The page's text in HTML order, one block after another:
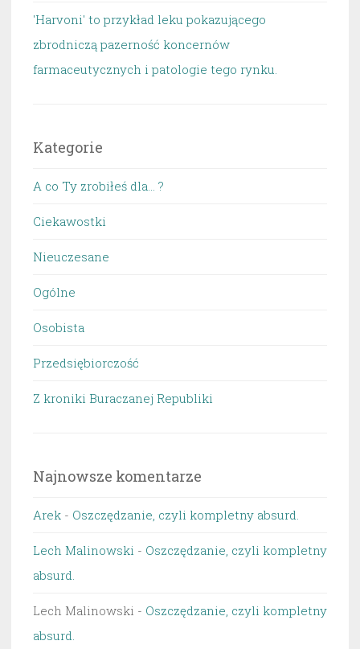
'Harvoni' to przykład leku pokazującego
zbrodniczą pazerność koncernów
farmaceutycznych i patologie tego rynku.
Kategorie
A co Ty zrobiłeś dla… ?
Ciekawostki
Nieuczesane
Ogólne
Osobista
Przedsiębiorczość
Z kroniki Buraczanej Republiki
Najnowsze komentarze
Arek - Oszczędzanie, czyli kompletny absurd.
Lech Malinowski - Oszczędzanie, czyli kompletny
absurd.
Lech Malinowski - Oszczędzanie, czyli kompletny
absurd.